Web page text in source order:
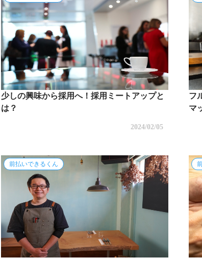
少しの興味から採用へ！採用ミートアップと
は？
2024/02/05
フ
マ
前払いできるくん